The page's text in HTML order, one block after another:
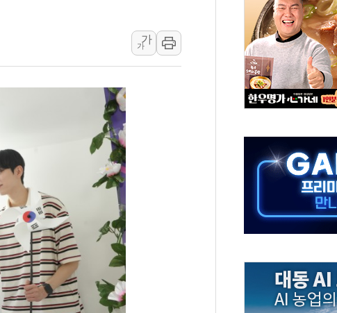
이란와이어 "이란 최고지도자 위독…곧 사망해도 놀랍지 않아"
동발전, 해남군에 국내 최대 규모 400MW 태양광 착공…여의도 1.6배 규모
[인도증시] 중동 불안 속 유가 상승에 소폭 하락...금융주 낙폭 커
황희 '폐버스 청년주택' SNS 글 역풍에 "정부정책 아냐" 해명
폭염 누그러지고 가뭄 숙지나...경북동해안권 8~9일 최대 100mm 호우
사우디·튀르키예·파키스탄, '공동방위협정' 체결… 수니파 국가들의 새 안보 협
가
가